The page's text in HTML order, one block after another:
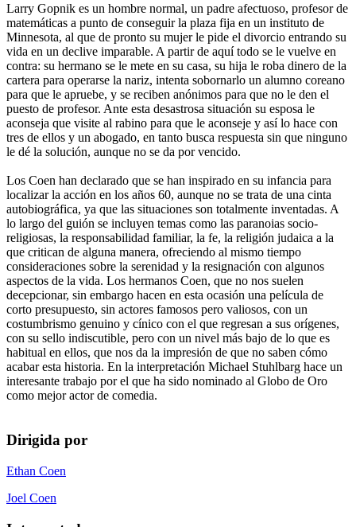
Larry Gopnik es un hombre normal, un padre afectuoso, profesor de
matemáticas a punto de conseguir la plaza fija en un instituto de
Minnesota, al que de pronto su mujer le pide el divorcio entrando su
vida en un declive imparable. A partir de aquí todo se le vuelve en
contra: su hermano se le mete en su casa, su hija le roba dinero de la
cartera para operarse la nariz, intenta sobornarlo un alumno coreano
para que le apruebe, y se reciben anónimos para que no le den el
puesto de profesor. Ante esta desastrosa situación su esposa le
aconseja que visite al rabino para que le aconseje y así lo hace con
tres de ellos y un abogado, en tanto busca respuesta sin que ninguno
le dé la solución, aunque no se da por vencido.
Los Coen han declarado que se han inspirado en su infancia para
localizar la acción en los años 60, aunque no se trata de una cinta
autobiográfica, ya que las situaciones son totalmente inventadas. A
lo largo del guión se incluyen temas como las paranoias socio-
religiosas, la responsabilidad familiar, la fe, la religión judaica a la
que critican de alguna manera, ofreciendo al mismo tiempo
consideraciones sobre la serenidad y la resignación con algunos
aspectos de la vida. Los hermanos Coen, que no nos suelen
decepcionar, sin embargo hacen en esta ocasión una película de
corto presupuesto, sin actores famosos pero valiosos, con un
costumbrismo genuino y cínico con el que regresan a sus orígenes,
con su sello indiscutible, pero con un nivel más bajo de lo que es
habitual en ellos, que nos da la impresión de que no saben cómo
acabar esta historia. En la interpretación Michael Stuhlbarg hace un
interesante trabajo por el que ha sido nominado al Globo de Oro
como mejor actor de comedia.
Dirigida por
Ethan Coen
Joel Coen